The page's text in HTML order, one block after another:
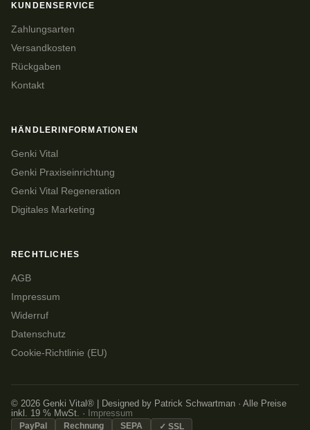
KUNDENSERVICE
Zahlungsarten
Versandkosten
Rückgaben
Kontakt
HÄNDLERINFORMATIONEN
Genki Vital
Genki Praxiseinrichtung
Genki Vital Regeneration
Digitales Marketing
RECHTLICHES
AGB
Impressum
Widerruf
Datenschutz
Cookie-Richtlinie (EU)
© 2026 Genki Vital® | Designed by Patrick Schwartman · Alle Preise
inkl. 19 % MwSt. ·
Impressum
PayPal Rechnung SEPA ✓ SSL